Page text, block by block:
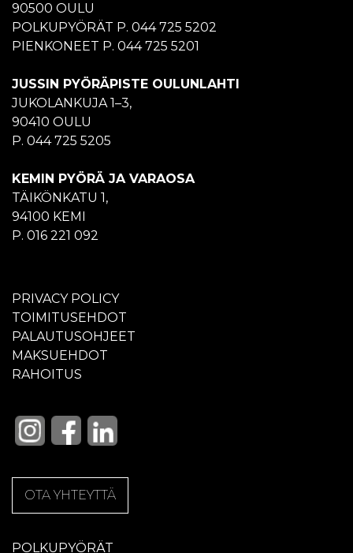
90500 OULU
POLKUPYÖRÄT P. 044 725 5202
PIENKONEET P. 044 725 5201
JUSSIN PYÖRÄPISTE OULUNLAHTI
JUKOLANKUJA 1–3,
90410 OULU
P. 044 725 5205
KEMIN PYÖRÄ JA VARAOSA
TÄIKÖNKATU 1,
94100 KEMI
P. 016 221 092
PRIVACY POLICY
TOIMITUSEHDOT
PALAUTUSOHJEET
MAKSUEHDOT
RAHOITUS
OTA YHTEYTTÄ
POLKUPYÖRÄT